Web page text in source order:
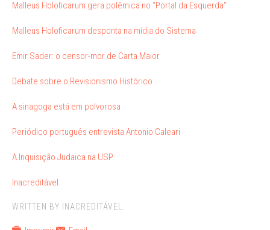
Malleus Holoficarum gera polêmica no “Portal da Esquerda”
Malleus Holoficarum desponta na mídia do Sistema
Emir Sader: o censor-mor de Carta Maior
Debate sobre o Revisionismo Histórico
A sinagoga está em polvorosa
Periódico português entrevista Antonio Caleari
A Inquisição Judaica na USP
Inacreditável
WRITTEN BY INACREDITÁVEL.